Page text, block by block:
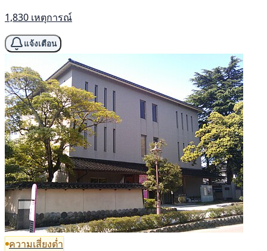
1,830 เหตุการณ์
แจ้งเตือน
ความเสี่ยงต่ำ